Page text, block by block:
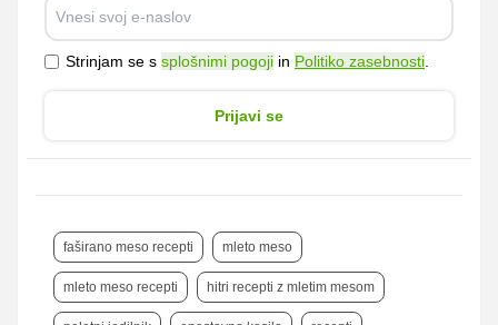
Strinjam se s splošnimi pogoji in Politiko zasebnosti.
Prijavi se
faširano meso recepti mleto meso
mleto meso recepti hitri recepti z mletim mesom